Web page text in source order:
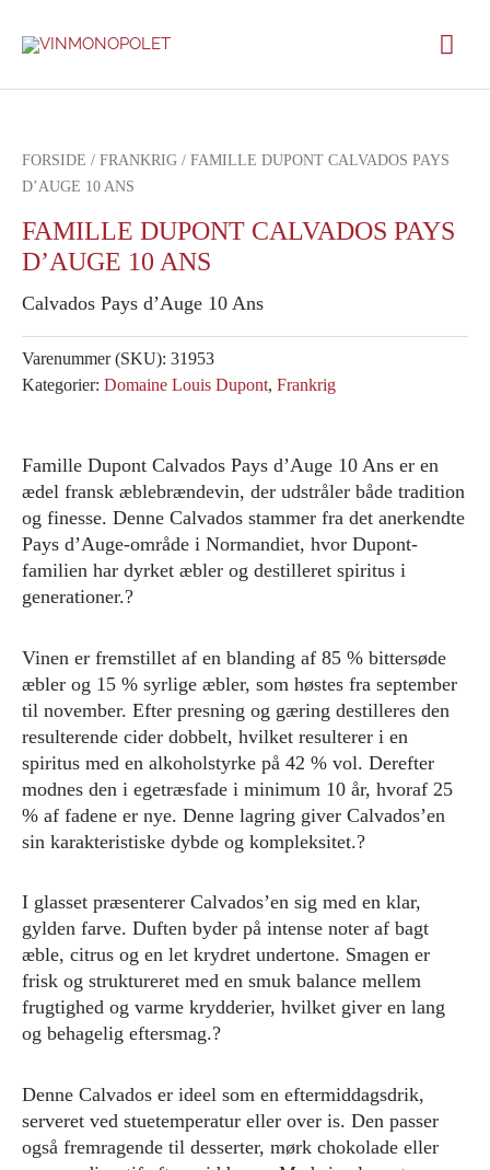
FORSIDE / FRANKRIG / FAMILLE DUPONT CALVADOS PAYS
D’AUGE 10 ANS
FAMILLE DUPONT CALVADOS PAYS
D’AUGE 10 ANS
Calvados Pays d’Auge 10 Ans
Varenummer (SKU): 31953
Kategorier: Domaine Louis Dupont, Frankrig
Famille Dupont Calvados Pays d’Auge 10 Ans er en
ædel fransk æblebrændevin, der udstråler både tradition
og finesse. Denne Calvados stammer fra det anerkendte
Pays d’Auge-område i Normandiet, hvor Dupont-
familien har dyrket æbler og destilleret spiritus i
generationer.?
Vinen er fremstillet af en blanding af 85 % bittersøde
æbler og 15 % syrlige æbler, som høstes fra september
til november. Efter presning og gæring destilleres den
resulterende cider dobbelt, hvilket resulterer i en
spiritus med en alkoholstyrke på 42 % vol. Derefter
modnes den i egetræsfade i minimum 10 år, hvoraf 25
% af fadene er nye. Denne lagring giver Calvados’en
sin karakteristiske dybde og kompleksitet.?
I glasset præsenterer Calvados’en sig med en klar,
gylden farve. Duften byder på intense noter af bagt
æble, citrus og en let krydret undertone. Smagen er
frisk og struktureret med en smuk balance mellem
frugtighed og varme krydderier, hvilket giver en lang
og behagelig eftersmag.?
Denne Calvados er ideel som en eftermiddagsdrik,
serveret ved stuetemperatur eller over is. Den passer
også fremragende til desserter, mørk chokolade eller